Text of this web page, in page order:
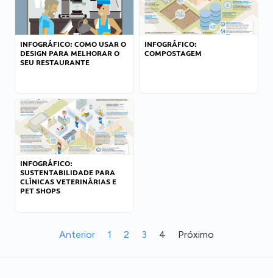
INFOGRÁFICO: COMO USAR O
DESIGN PARA MELHORAR O
SEU RESTAURANTE
INFOGRÁFICO:
COMPOSTAGEM
INFOGRÁFICO:
SUSTENTABILIDADE PARA
CLÍNICAS VETERINÁRIAS E
PET SHOPS
Anterior 1 2 3 4 Próximo